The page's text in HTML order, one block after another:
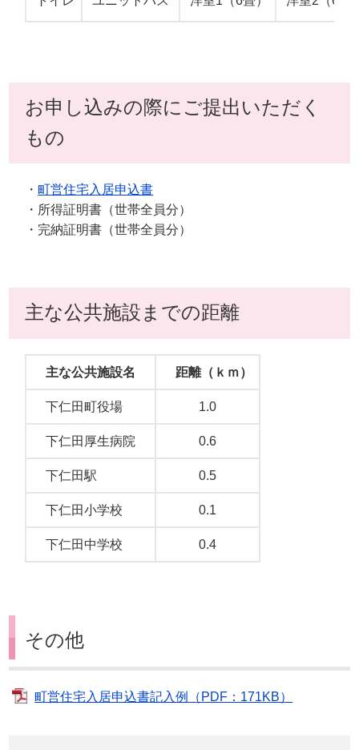
お申し込みの際にご提出いただく
もの
・町営住宅入居申込書
・所得証明書（世帯全員分）
・完納証明書（世帯全員分）
主な公共施設までの距離
主な公共施設名 距離（ｋｍ）
下仁田町役場 1.0
下仁田厚生病院 0.6
下仁田駅 0.5
下仁田小学校 0.1
下仁田中学校 0.4
その他
町営住宅入居申込書記入例（PDF：171KB）